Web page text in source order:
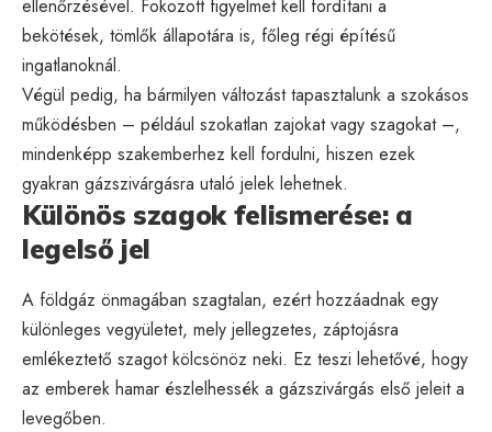
ellenőrzésével. Fokozott figyelmet kell fordítani a
bekötések, tömlők állapotára is, főleg régi építésű
ingatlanoknál.
Végül pedig, ha bármilyen változást tapasztalunk a szokásos
működésben – például szokatlan zajokat vagy szagokat –,
mindenképp szakemberhez kell fordulni, hiszen ezek
gyakran gázszivárgásra utaló jelek lehetnek.
Különös szagok felismerése: a
legelső jel
A földgáz önmagában szagtalan, ezért hozzáadnak egy
különleges vegyületet, mely jellegzetes, záptojásra
emlékeztető szagot kölcsönöz neki. Ez teszi lehetővé, hogy
az emberek hamar észlelhessék a gázszivárgás első jeleit a
levegőben.